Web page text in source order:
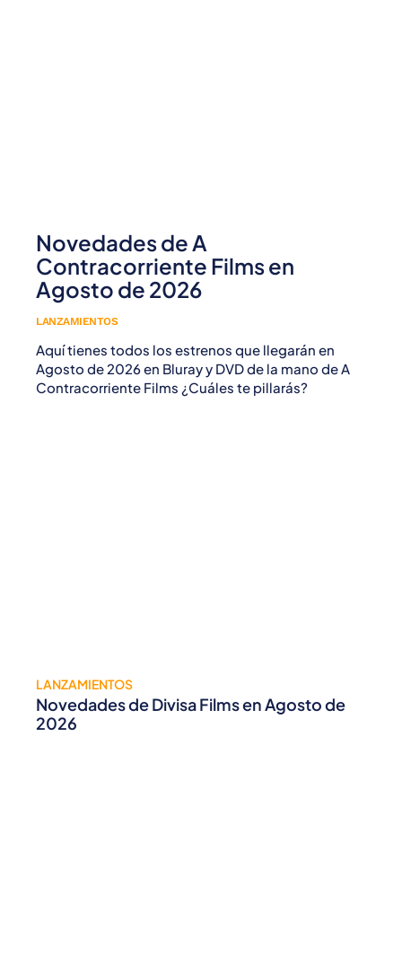
Novedades de A
Contracorriente Films en
Agosto de 2026
LANZAMIENTOS
Aquí tienes todos los estrenos que llegarán en
Agosto de 2026 en Bluray y DVD de la mano de A
Contracorriente Films ¿Cuáles te pillarás?
LANZAMIENTOS
Novedades de Divisa Films en Agosto de
2026